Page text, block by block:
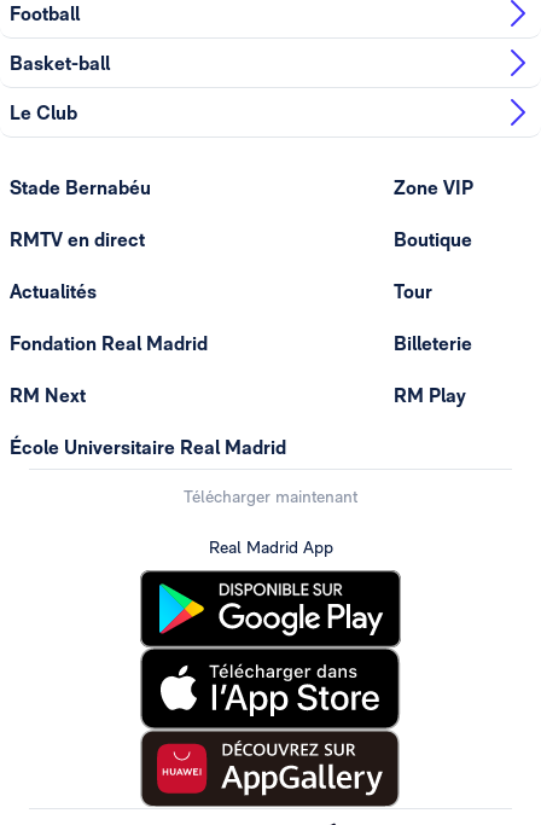
Football
Basket-ball
Le Club
Stade Bernabéu
RMTV en direct
Actualités
Fondation Real Madrid
RM Next
École Universitaire Real Madrid
Zone VIP
Boutique
Tour
Billeterie
RM Play
Télécharger maintenant
Real Madrid App